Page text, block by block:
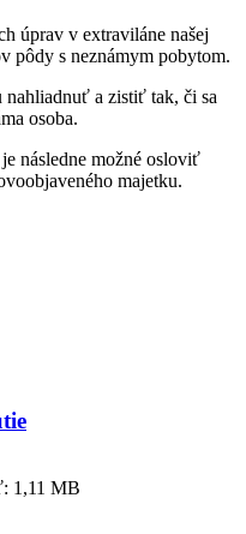
úprav v extraviláne našej
pôdy s neznámym pobytom.
nahliadnuť a zistiť tak, či sa
osoba.
následne možné osloviť
majetku.
1,11 MB